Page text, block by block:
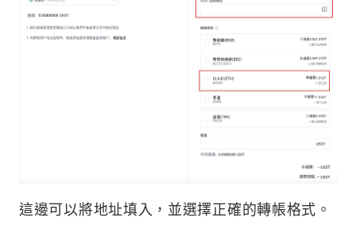
這邊可以將地址填入，並選擇正確的轉帳格式。